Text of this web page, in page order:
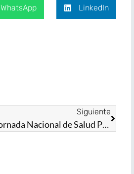
WhatsApp LinkedIn
Siguiente
ISSEMYM se suma a la Jornada Nacional de Salud Pública 2024